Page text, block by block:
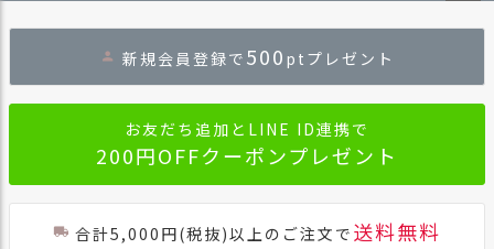
ジト
へ
新規会員登録で 500 ptプレゼント
お友だち追加とLINE ID連携で
200円OFFクーポンプレゼント
合計5,000円(税抜)以上のご注文で 送料無料